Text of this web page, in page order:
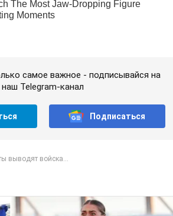
самое важное - подписывайся на
наш Telegram-канал
Подписаться
выводят войска...